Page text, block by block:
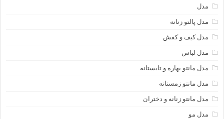
مدل
مدل پالتو زنانه
مدل کیف و کفش
مدل لباس
مدل مانتو بهاره و تابستانه
مدل مانتو زمستانه
مدل مانتو زنانه و دختران
مدل مو